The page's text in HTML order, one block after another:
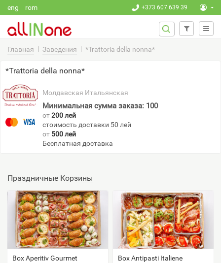
eng rom +373 607 639 39
ФОРМА
ПОИСКА
Поиск
Главная Заведения *Trattoria della nonna*
*Trattoria della nonna*
Молдавская Итальянская
Минимальная сумма заказа: 100
от200 лей
стоимость доставки 50 лей
от 500 лей
Бесплатная доставка
Праздничные Корзины
Box Aperitiv Gourmet Box Antipasti Italiene